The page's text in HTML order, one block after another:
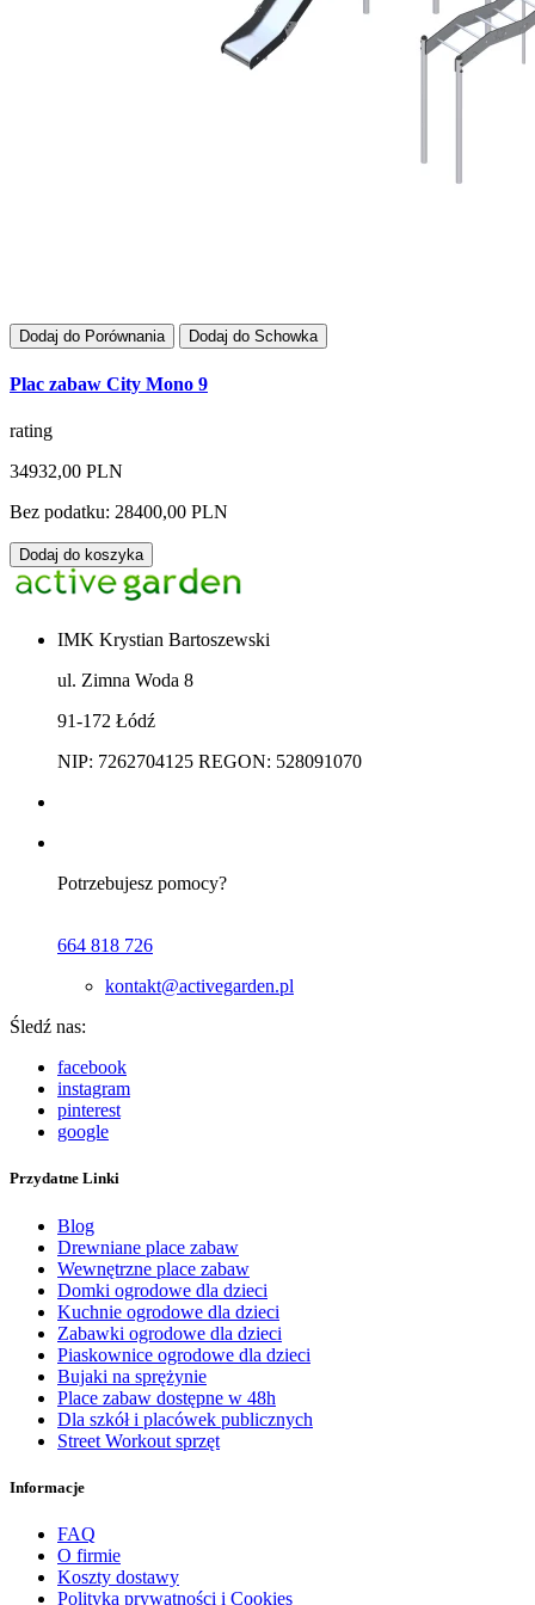
Dodaj do Porównania Dodaj do Schowka
Plac zabaw City Mono 9
rating
34932,00 PLN
Bez podatku: 28400,00 PLN
Dodaj do koszyka
IMK Krystian Bartoszewski
ul. Zimna Woda 8
91-172 Łódź
NIP: 7262704125 REGON: 528091070
Potrzebujesz pomocy?
664 818 726
kontakt@activegarden.pl
Śledź nas:
facebook
instagram
pinterest
google
Przydatne Linki
Blog
Drewniane place zabaw
Wewnętrzne place zabaw
Domki ogrodowe dla dzieci
Kuchnie ogrodowe dla dzieci
Zabawki ogrodowe dla dzieci
Piaskownice ogrodowe dla dzieci
Bujaki na sprężynie
Place zabaw dostępne w 48h
Dla szkół i placówek publicznych
Street Workout sprzęt
Informacje
FAQ
O firmie
Koszty dostawy
Polityka prywatności i Cookies